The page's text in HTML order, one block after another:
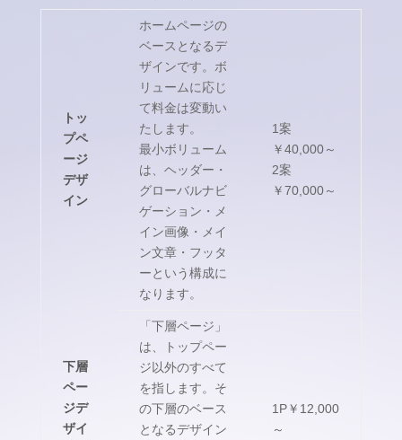
トッ
プペ
ージ
デザ
イン
ホームページの
ベースとなるデ
ザインです。ボ
リュームに応じ
て料金は変動い
たします。
最小ボリューム
は、ヘッダー・
グローバルナビ
ゲーション・メ
イン画像・メイ
ン文章・フッタ
ーという構成に
なります。
1案
￥40,000～
2案
￥70,000～
下層
ペー
ジデ
ザイ
「下層ページ」
は、トップペー
ジ以外のすべて
を指します。そ
の下層のベース
となるデザイン
1P￥12,000
～